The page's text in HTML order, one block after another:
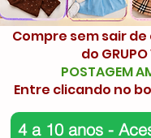
Compre sem sair
do GRUPO
POSTAGEM
Entre clicando no
4 a 10 anos -